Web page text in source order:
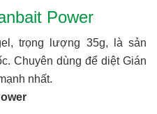
Power
trọng lượng 35g, là sản
Chuyên dùng để diệt Gián
nhất.